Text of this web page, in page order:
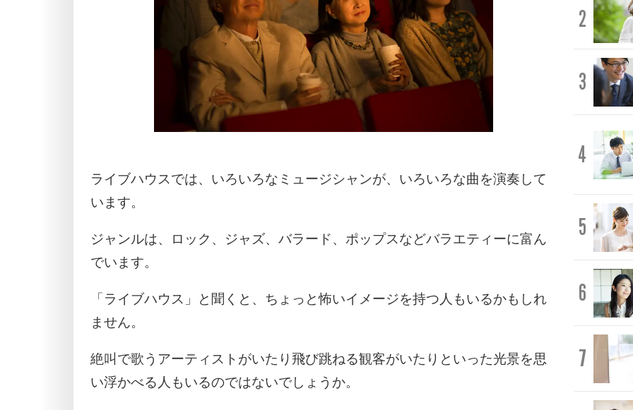
ライブハウスでは、いろいろなミュージシャンが、いろいろな曲を演奏して
います。
ジャンルは、ロック、ジャズ、バラード、ポップスなどバラエティーに富ん
でいます。
「ライブハウス」と聞くと、ちょっと怖いイメージを持つ人もいるかもしれ
ません。
絶叫で歌うアーティストがいたり飛び跳ねる観客がいたりといった光景を思
い浮かべる人もいるのではないでしょうか。
2
3
4
5
6
7